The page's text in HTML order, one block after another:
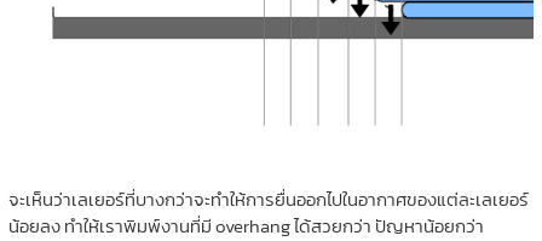
จะเห็นว่าเลเยอร์ที่บางกว่าจะทำให้การยื่นออกไปในอากาศของแต่ละเลเยอร์
น้อยลง ทำให้เราพิมพ์งานที่มี overhang ได้สวยกว่า ปัญหาน้อยกว่า